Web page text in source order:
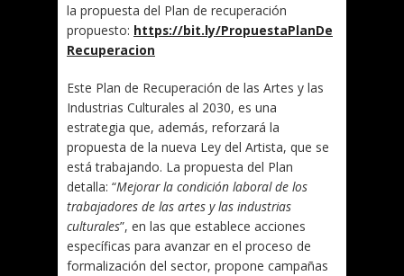
la propuesta del Plan de recuperación
propuesto: https://bit.ly/PropuestaPlanDe
Recuperacion
Este Plan de Recuperación de las Artes y las
Industrias Culturales al 2030, es una
estrategia que, además, reforzará la
propuesta de la nueva Ley del Artista, que se
está trabajando. La propuesta del Plan
detalla: “Mejorar la condición laboral de los
trabajadores de las artes y las industrias
culturales”, en las que establece acciones
específicas para avanzar en el proceso de
formalización del sector, propone campañas